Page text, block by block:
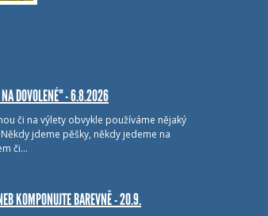
DOVOLENÉ" - 6.8.2026
či na výlety obvykle používáme nějaký
jdeme pěšky, někdy jedeme na
či…
KOMPONUJTE BAREVNĚ - 20.9.